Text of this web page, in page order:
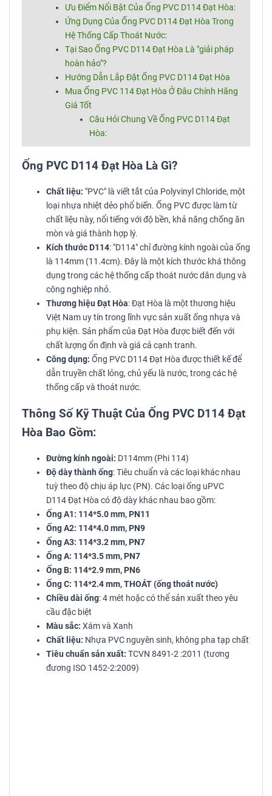
Ưu Điểm Nổi Bật Của Ống PVC D114 Đạt Hòa:
Ứng Dụng Của Ống PVC D114 Đạt Hòa Trong
Hệ Thống Cấp Thoát Nước:
Tại Sao Ống PVC D114 Đạt Hòa Là "giải pháp
hoàn hảo"?
Hướng Dẫn Lắp Đặt Ống PVC D114 Đạt Hòa
Mua Ống PVC 114 Đạt Hòa Ở Đâu Chính Hãng
Giá Tốt
Câu Hỏi Chung Về Ống PVC D114 Đạt
Hòa:
Ống PVC D114 Đạt Hòa Là Gì?
Chất liệu: "PVC" là viết tắt của Polyvinyl Chloride, một
loại nhựa nhiệt dẻo phổ biến. Ống PVC được làm từ
chất liệu này, nổi tiếng với độ bền, khả năng chống ăn
mòn và giá thành hợp lý.
Kích thước D114: "D114" chỉ đường kính ngoài của ống
là 114mm (11.4cm). Đây là một kích thước khá thông
dụng trong các hệ thống cấp thoát nước dân dụng và
công nghiệp nhỏ.
Thương hiệu Đạt Hòa: Đạt Hòa là một thương hiệu
Việt Nam uy tín trong lĩnh vực sản xuất ống nhựa và
phụ kiện. Sản phẩm của Đạt Hòa được biết đến với
chất lượng ổn định và giá cả cạnh tranh.
Công dụng: Ống PVC D114 Đạt Hòa được thiết kế để
dẫn truyền chất lỏng, chủ yếu là nước, trong các hệ
thống cấp và thoát nước.
Thông Số Kỹ Thuật Của Ống PVC D114 Đạt
Hòa Bao Gồm:
Đường kính ngoài: D114mm (Phi 114)
Độ dày thành ống: Tiêu chuẩn và các loại khác nhau
tuỳ theo độ chịu áp lực (PN). Các loại ống uPVC
D114 Đạt Hòa có độ dày khác nhau bao gồm:
Ống A1: 114*5.0 mm, PN11
Ống A2: 114*4.0 mm, PN9
Ống A3: 114*3.2 mm, PN7
Ống A: 114*3.5 mm, PN7
Ống B: 114*2.9 mm, PN6
Ống C: 114*2.4 mm, THOÁT (ống thoát nước)
Chiều dài ống: 4 mét hoặc có thể sản xuất theo yêu
cầu đặc biệt
Màu sắc: Xám và Xanh
Chất liệu: Nhựa PVC nguyên sinh, không pha tạp chất
Tiêu chuẩn sản xuất: TCVN 8491-2 :2011 (tương
đương ISO 1452-2:2009)